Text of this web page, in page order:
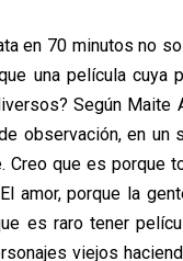
en 70 minutos no
una película cuya
Según Maite
observación, en un
Creo que es porque
amor, porque la
es raro tener
viejos